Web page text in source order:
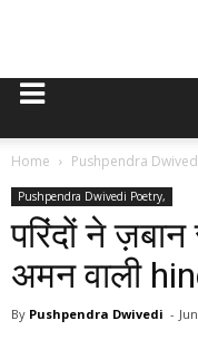
Home Pushpendra
Pushpendra Dwivedi Poetry,
परिंदों ने
अमन वाली
By Pushpendra Dwivedi -